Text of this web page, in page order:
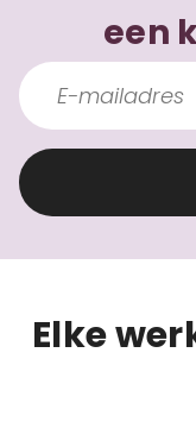
een
Elke